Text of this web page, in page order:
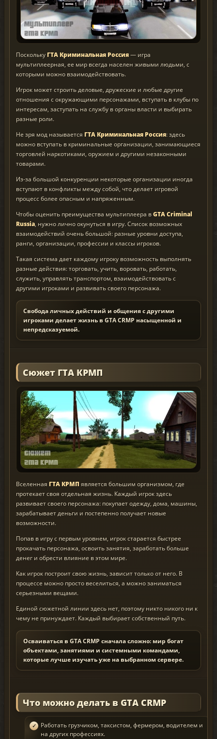
Поскольку ГТА Криминальная Россия— игра
мультиплеерная, ее мир всегда населен живыми людьми, с
которыми можно взаимодействовать.
Игрок может строить деловые, дружеские и любые другие
отношения с окружающими персонажами, вступать в клубы по
интересам, заступать на службу в органы власти и выбирать
разные роли.
Не зря мод называется ГТА Криминальная Россия: здесь
можно вступать в криминальные организации, занимающиеся
торговлей наркотиками, оружием и другими незаконными
товарами.
Из-за большой конкуренции некоторые организации иногда
вступают в конфликты между собой, что делает игровой
процесс более опасным и напряженным.
Чтобы оценить преимущества мультиплеера вGTA Criminal
Russia, нужно лично окунуться в игру. Список возможных
взаимодействий очень большой: разные уровни доступа,
ранги, организации, профессии и классы игроков.
Такая система дает каждому игроку возможность выполнять
разные действия: торговать, учить, воровать, работать,
служить, управлять транспортом, взаимодействовать с
другими игроками и развивать своего персонажа.
Свобода личных действий и общения с другими
игроками делает жизнь в GTA CRMP насыщенной и
непредсказуемой.
Сюжет ГТА КРМП
Вселенная ГТА КРМП является большим организмом, где
протекает своя отдельная жизнь. Каждый игрок здесь
развивает своего персонажа: покупает одежду, дома, машины,
зарабатывает деньги и постепенно получает новые
возможности.
Попав в игру с первым уровнем, игрок старается быстрее
прокачать персонажа, освоить занятия, заработать больше
денег и обрести влияние в этом мире.
Как игрок построит свою жизнь, зависит только от него. В
процессе можно просто веселиться, а можно заниматься
серьезными вещами.
Единой сюжетной линии здесь нет, поэтому никто никого ни к
чему не принуждает. Каждый выбирает собственный путь.
Осваиваться в GTA CRMP сначала сложно: мир богат
объектами, занятиями и системными командами,
которые лучше изучать уже на выбранном сервере.
Что можно делать в GTA CRMP
Работать грузчиком, таксистом, фермером, водителем и
на других профессиях.